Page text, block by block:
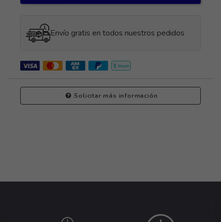
Envío gratis en todos nuestros pedidos
Solicitar más información